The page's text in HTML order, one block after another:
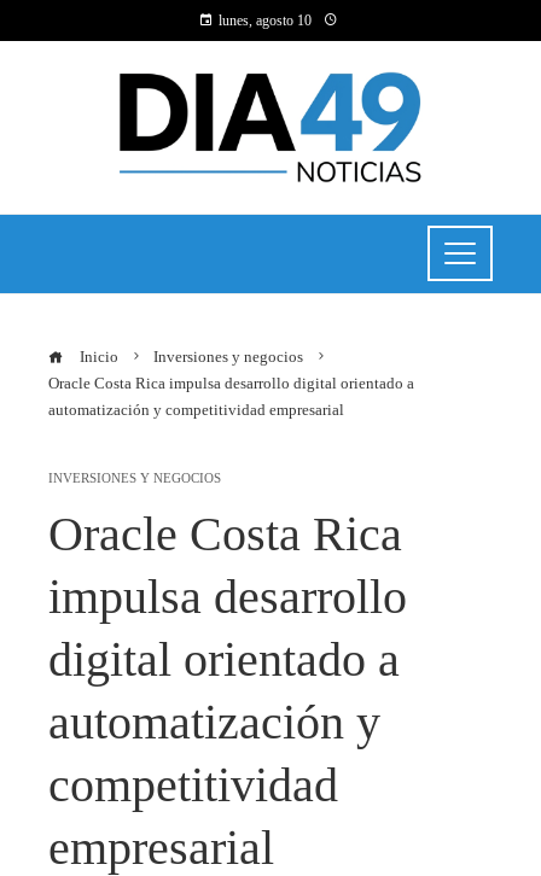
lunes, agosto 10
Inicio
Inversiones y negocios
Oracle Costa Rica impulsa desarrollo digital orientado a
automatización y competitividad empresarial
INVERSIONES Y NEGOCIOS
Oracle Costa Rica
impulsa desarrollo
digital orientado a
automatización y
competitividad
empresarial